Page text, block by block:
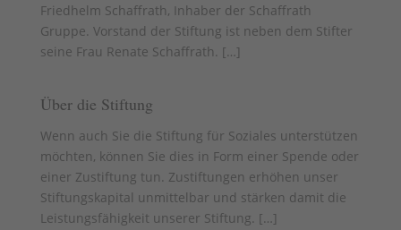
Friedhelm Schaffrath, Inhaber der Schaffrath
Gruppe. Vorstand der Stiftung ist neben dem Stifter
seine Frau Renate Schaffrath. […]
Über die Stiftung
Wenn auch Sie die Stiftung für Soziales unterstützen
möchten, können Sie dies in Form einer Spende oder
einer Zustiftung tun. Zustiftungen erhöhen unser
Stiftungskapital unmittelbar und stärken damit die
Leistungsfähigkeit unserer Stiftung. […]